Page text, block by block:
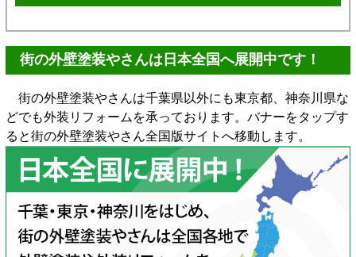
街の外壁塗装やさんは日本全国へ展開中です！
街の外壁塗装やさんは千葉県以外にも東京都、神奈川県な
どでも外装リフォームを承っております。バナーをタップす
ると街の外壁塗装やさん全国版サイトへ移動します。